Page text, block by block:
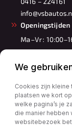
Openingstijden
Ma–Vr:
Wo: gesloten
Za: 10:00–17:00
We
Cookies zijn kleine
plaatsen we kort
welke pagina’s je
die manier hebben
websitebezoek